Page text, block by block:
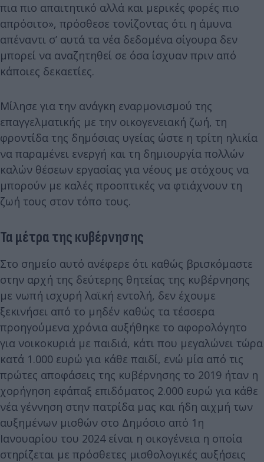
πια πιο απαιτητικό αλλά και μερικές φορές πιο
απρόσιτο», πρόσθεσε τονίζοντας ότι η άμυνα
απέναντι σ’ αυτά τα νέα δεδομένα σίγουρα δεν
μπορεί να αναζητηθεί σε όσα ίσχυαν πριν από
κάποιες δεκαετίες.
Μίλησε για την ανάγκη εναρμονισμού της
επαγγελματικής με την οικογενειακή ζωή, τη
φροντίδα της δημόσιας υγείας ώστε η τρίτη ηλικία
να παραμένει ενεργή και τη δημιουργία πολλών
καλών θέσεων εργασίας για νέους με στόχους να
μπορούν με καλές προοπτικές να φτιάχνουν τη
ζωή τους στον τόπο τους.
Τα μέτρα της κυβέρνησης
Στο σημείο αυτό ανέφερε ότι καθώς βρισκόμαστε
στην αρχή της δεύτερης θητείας της κυβέρνησης
με νωπή ισχυρή λαϊκή εντολή, δεν έχουμε
ξεκινήσει από το μηδέν καθώς τα τέσσερα
προηγούμενα χρόνια αυξήθηκε το αφορολόγητο
για νοικοκυριά με παιδιά, κάτι που μεγαλώνει τώρα
κατά 1.000 ευρώ για κάθε παιδί, ενώ μία από τις
πρώτες αποφάσεις της κυβέρνησης το 2019 ήταν η
χορήγηση εφάπαξ επιδόματος 2.000 ευρώ για κάθε
νέα γέννηση στην πατρίδα μας και ήδη αιχμή των
αυξημένων μισθών στο Δημόσιο από 1η
Ιανουαρίου του 2024 είναι η οικογένεια η οποία
στηρίζεται με πρόσθετες μισθολογικές αυξήσεις